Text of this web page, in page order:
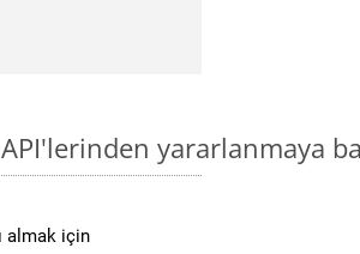
yararlanmaya
almak için